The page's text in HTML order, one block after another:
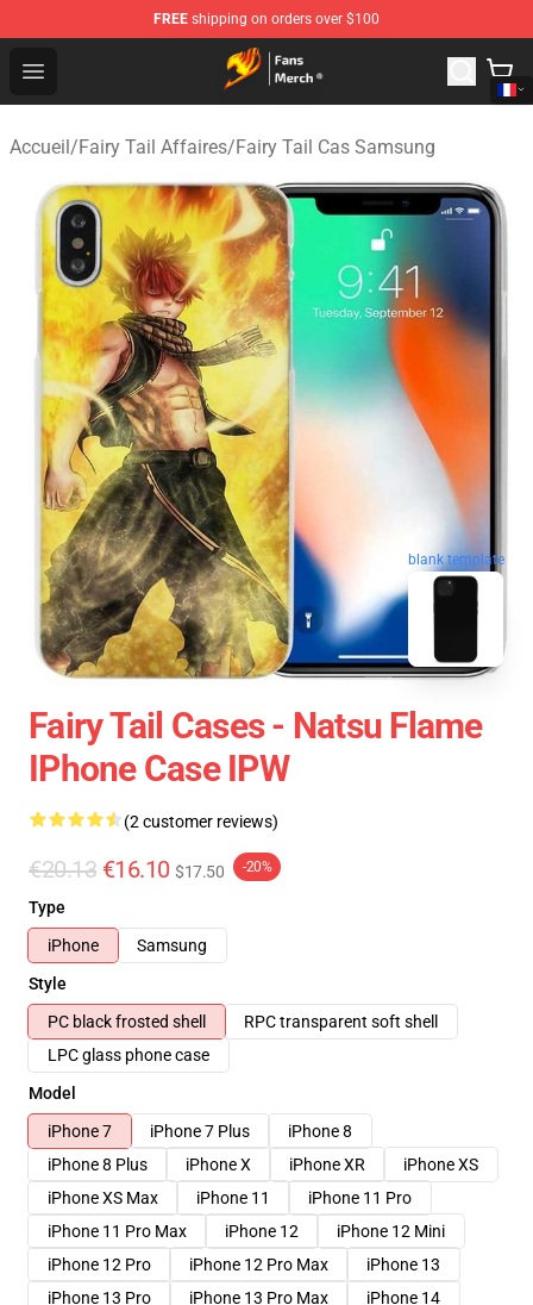
FREE shipping on orders over $100
Open menu
Fairy Tail Store - Official Fairy Tail Merchandise Shop
Accueil/Fairy Tail Affaires/Fairy Tail Cas Samsung
blank template
Fairy Tail Cases - Natsu Flame
IPhone Case IPW
(2 customer reviews)
€20.13 €16.10 $17.50 -20%
Type
iPhone
Samsung
Style
PC black frosted shell
RPC transparent soft shell
LPC glass phone case
Model
iPhone 7
iPhone 7 Plus
iPhone 8
iPhone 8 Plus
iPhone X iPhone XR
iPhone XS
iPhone XS Max
iPhone 11
iPhone 11 Pro
iPhone 11 Pro Max
iPhone 12
iPhone 12 Mini
iPhone 12 Pro
iPhone 12 Pro Max
iPhone 13
iPhone 13 Pro
iPhone 13 Pro Max
iPhone 14